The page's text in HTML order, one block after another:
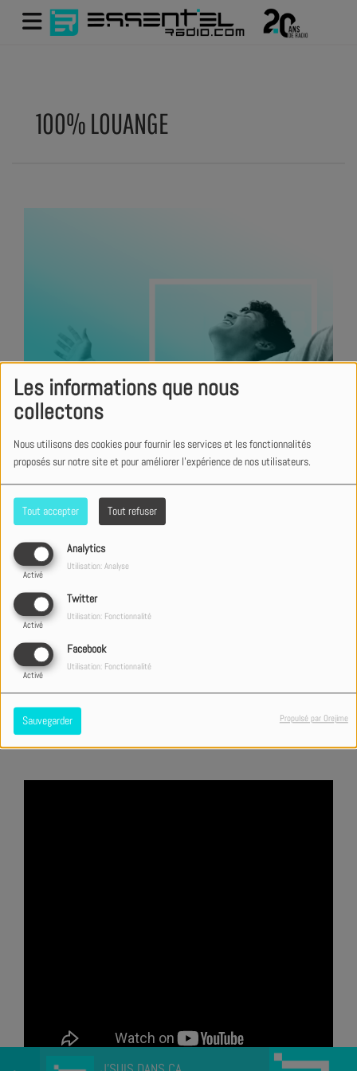
Les informations que nous
collectons
Nous utilisons des cookies pour fournir les services et les fonctionnalités
proposés sur notre site et pour améliorer l'expérience de nos utilisateurs.
Tout accepter Tout refuser
Analytics
Activé
Utilisation: Analyse
Twitter
Activé
Utilisation: Fonctionnalité
Facebook
Activé
Utilisation: Fonctionnalité
Sauvegarder Propulsé par Orejime
100% LOUANGE